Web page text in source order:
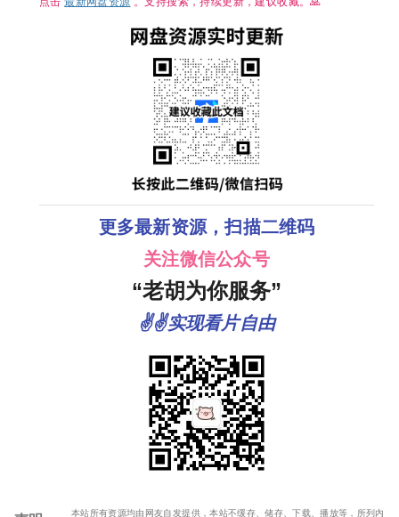
更多最新资源，扫描二维码
关注微信公众号
“老胡为你服务”
✌✌实现看片自由
本站所有资源均由网友自发提供，本站不缓存、储存、下载、播放等，所列内